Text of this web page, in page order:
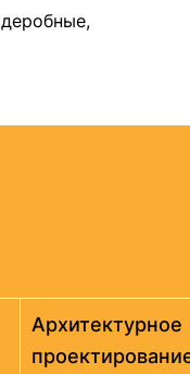
Архитектурное